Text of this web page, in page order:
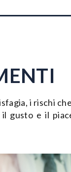
i rischi
gusto e il